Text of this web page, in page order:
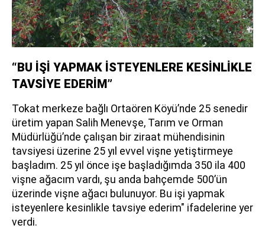
“BU İŞİ YAPMAK İSTEYENLERE KESİNLİKLE
TAVSİYE EDERİM”
Tokat merkeze bağlı Ortaören Köyü’nde 25 senedir
üretim yapan Salih Menevşe, Tarım ve Orman
Müdürlüğü’nde çalışan bir ziraat mühendisinin
tavsiyesi üzerine 25 yıl evvel vişne yetiştirmeye
başladım. 25 yıl önce işe başladığımda 350 ila 400
vişne ağacım vardı, şu anda bahçemde 500’ün
üzerinde vişne ağacı bulunuyor. Bu işi yapmak
isteyenlere kesinlikle tavsiye ederim" ifadelerine yer
verdi.